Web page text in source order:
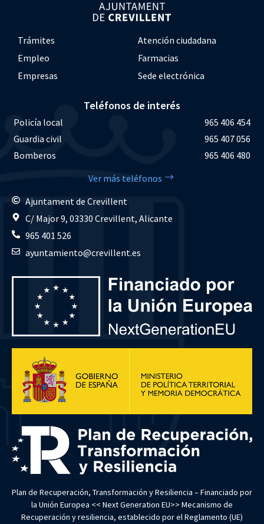
Trámites
Atención ciudadana
Empleo
Farmacias
Empresas
Sede electrónica
Teléfonos de interés
Policía local
965 406 454
Guardia civil
965 407 056
Bomberos
965 406 480
Ver más teléfonos
Ajuntament de Crevillent
C/ Major 9, 03330 Crevillent, Alicante
965 401 526
ayuntamiento@crevillent.es
Plan de Recuperación, Transformación y Resiliencia – Financiado por
la Unión Europea << Next Generation EU>> Mecanismo de
Recuperación y resiliencia, establecido por el Reglamento (UE)